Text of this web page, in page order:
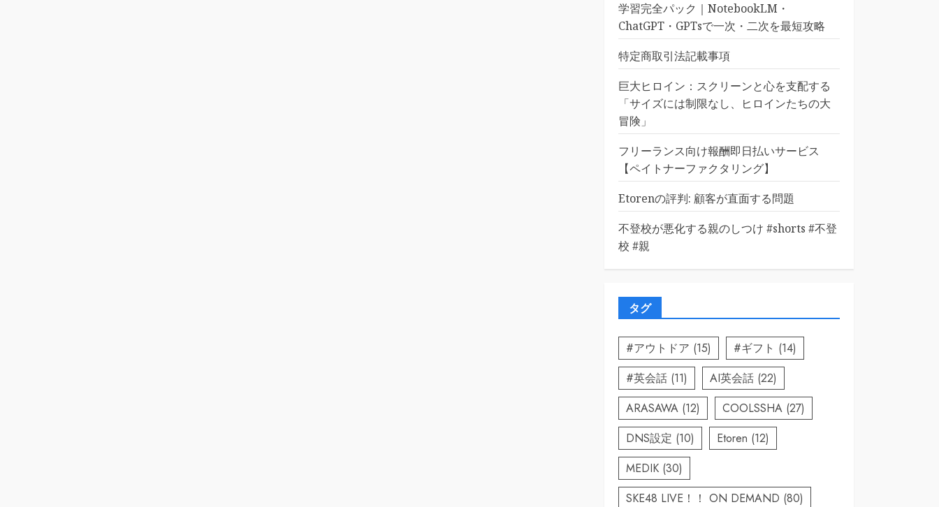
学習完全パック｜NotebookLM・
ChatGPT・GPTsで一次・二次を最短攻略
特定商取引法記載事項
巨大ヒロイン：スクリーンと心を支配する
「サイズには制限なし、ヒロインたちの大
冒険」
フリーランス向け報酬即日払いサービス
【ペイトナーファクタリング】
Etorenの評判: 顧客が直面する問題
不登校が悪化する親のしつけ #shorts #不登
校 #親
タグ
#アウトドア (15) #ギフト (14)
#英会話 (11) AI英会話 (22)
ARASAWA (12) COOLSSHA (27)
DNS設定 (10) Etoren (12)
MEDIK (30)
SKE48 LIVE！！ ON DEMAND (80)